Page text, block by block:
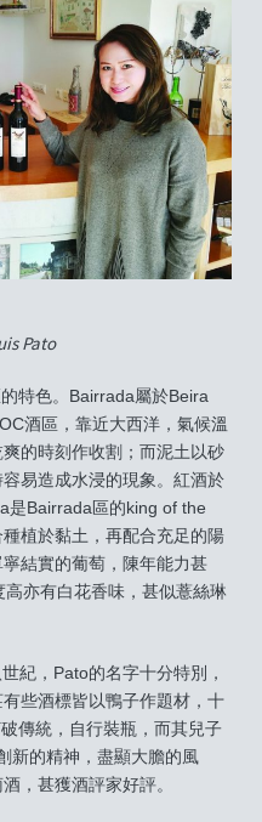
Pato
特色。Bairrada屬於Beira
酒區，靠近大西洋，氣候溫
的時刻作收割；而泥土以砂
易造成水浸的現象。紅酒於
是Bairrada區的king of the
植於黏土，再配合充足的陽
結實的葡萄，陳年能力甚
亦有白花香味，甚似薏絲琳
紀，Pato的名字十分特別，
些酒標皆以鴨子作題材，十
傳統，自行裝瓶，而其兒子
新的精神，盡顯大膽的風
，甚獲酒評家好評。